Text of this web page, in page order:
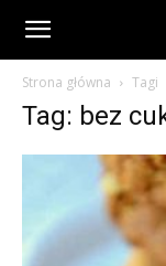
Strona główna Tagi
Tag: bez